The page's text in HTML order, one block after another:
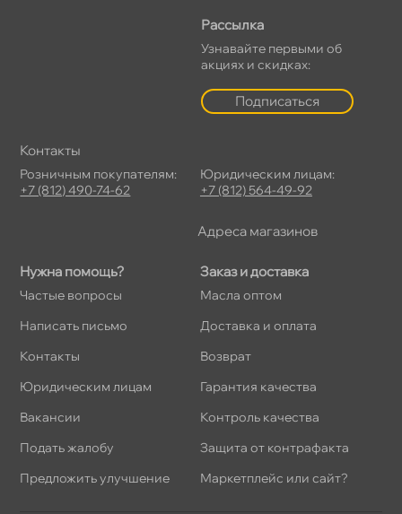
Нужна помощь?
Частые вопросы
Написать письмо
Контакты
Юридическим лицам
акансии
Подать жалобу
Предложить улучшение
Заказ и доставка
Масла оптом
Доставка и оплата
озврат
Гарантия качества
Контроль качества
Защита от контрафакта
Маркетплейс или сайт?
Рассылка
Узнавайте первыми о
акциях и скидках:
Подписаться
Контакты
Розничным покупателям:
+7 (812) 490-74-62
Юридическим лицам:
+7 (812) 564-49-92
Адреса магазино